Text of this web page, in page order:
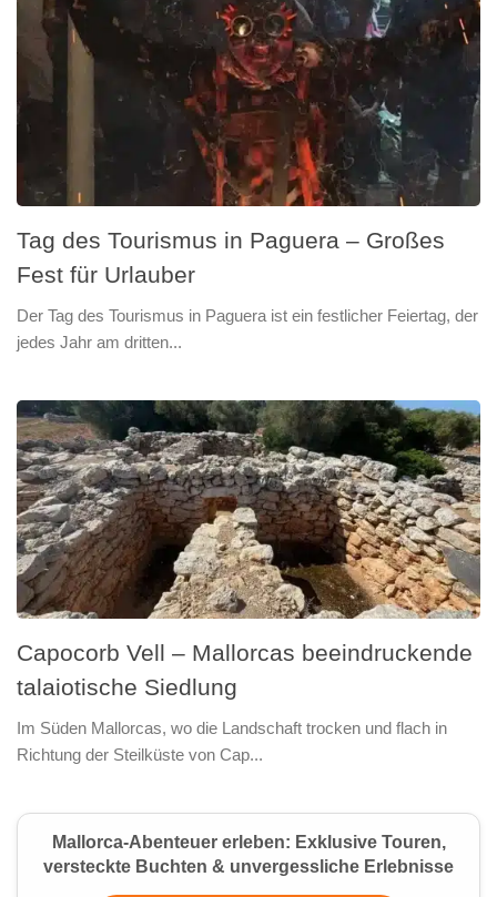
Tag des Tourismus in Paguera – Großes
Fest für Urlauber
Der Tag des Tourismus in Paguera ist ein festlicher Feiertag, der
jedes Jahr am dritten...
Capocorb Vell – Mallorcas beeindruckende
talaiotische Siedlung
Im Süden Mallorcas, wo die Landschaft trocken und flach in
Richtung der Steilküste von Cap...
Mallorca-Abenteuer erleben: Exklusive Touren,
versteckte Buchten & unvergessliche Erlebnisse